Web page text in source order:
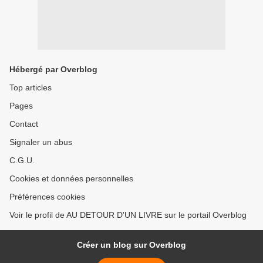
Hébergé par Overblog
Top articles
Pages
Contact
Signaler un abus
C.G.U.
Cookies et données personnelles
Préférences cookies
Voir le profil de AU DETOUR D'UN LIVRE sur le portail Overblog
Créer un blog sur Overblog